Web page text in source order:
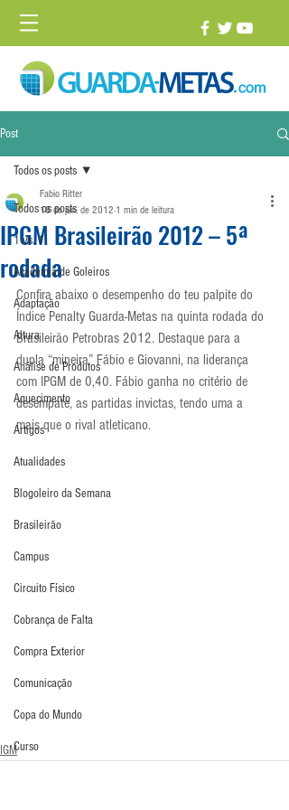
Post
Todos os posts
1 vs. 1
Academia de Goleiros
Adaptação
Altura
Análise de Produtos
Aquecimento
Artigos
Atualidades
Blogoleiro da Semana
Brasileirão
Campus
Circuito Físico
Cobrança de Falta
Compra Exterior
Comunicação
Copa do Mundo
Curso
Todos os posts
IPGM Brasileirão 2012 – 5ª
rodada
Fabio Ritter
18 de jun. de 2012 1 min de leitura
Confira abaixo o desempenho do teu palpite do
Índice Penalty Guarda-Metas na quinta rodada do
Brasileirão Petrobras 2012. Destaque para a
dupla “mineira” Fábio e Giovanni, na liderança
com IPGM de 0,40. Fábio ganha no critério de
desempate, as partidas invictas, tendo uma a
mais que o rival atleticano.
IGM